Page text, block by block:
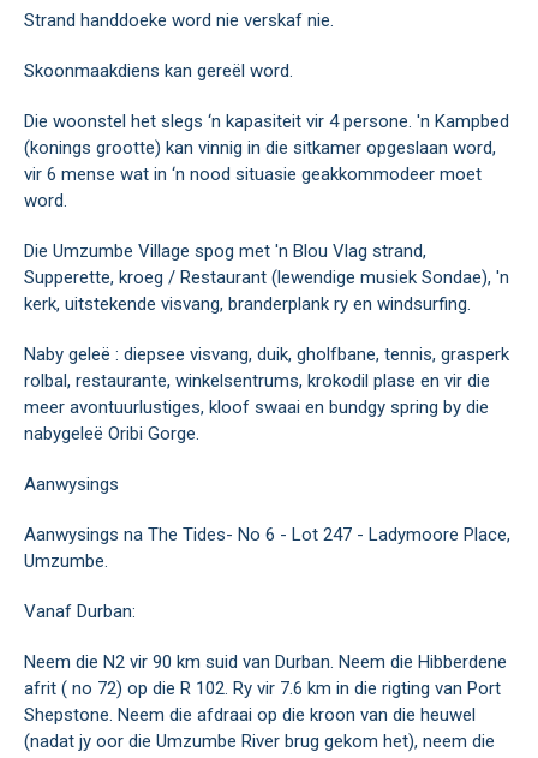
Strand handdoeke word nie verskaf nie.
Skoonmaakdiens kan gereël word.
Die woonstel het slegs ‘n kapasiteit vir 4 persone. 'n Kampbed
(konings grootte) kan vinnig in die sitkamer opgeslaan word,
vir 6 mense wat in ‘n nood situasie geakkommodeer moet
word.
Die Umzumbe Village spog met 'n Blou Vlag strand,
Supperette, kroeg / Restaurant (lewendige musiek Sondae), 'n
kerk, uitstekende visvang, branderplank ry en windsurfing.
Naby geleë : diepsee visvang, duik, gholfbane, tennis, grasperk
rolbal, restaurante, winkelsentrums, krokodil plase en vir die
meer avontuurlustiges, kloof swaai en bundgy spring by die
nabygeleë Oribi Gorge.
Aanwysings
Aanwysings na The Tides- No 6 - Lot 247 - Ladymoore Place,
Umzumbe.
Vanaf Durban:
Neem die N2 vir 90 km suid van Durban. Neem die Hibberdene
afrit ( no 72) op die R 102. Ry vir 7.6 km in die rigting van Port
Shepstone. Neem die afdraai op die kroon van die heuwel
(nadat jy oor die Umzumbe River brug gekom het), neem die